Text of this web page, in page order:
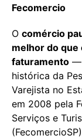
Fecomercio
O comércio
melhor do que
faturamento —
histórica da
Varejista no
em 2008 pela
Serviços e